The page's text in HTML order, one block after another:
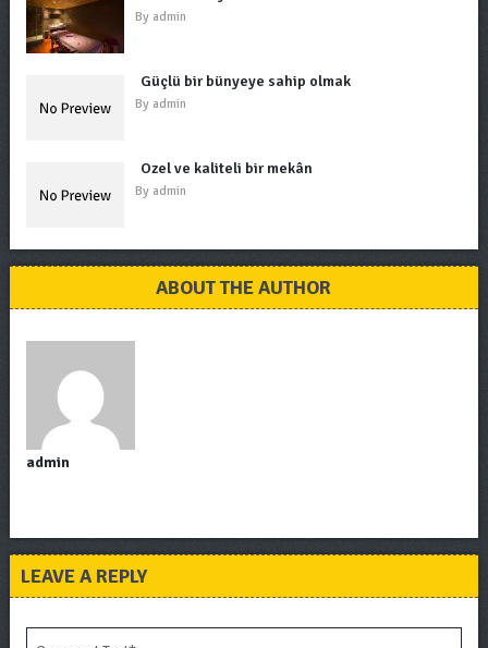
By admin
Güçlü bir bünyeye sahip olmak
By admin
Özel ve kaliteli bir mekân
By admin
ABOUT THE AUTHOR
admin
LEAVE A REPLY